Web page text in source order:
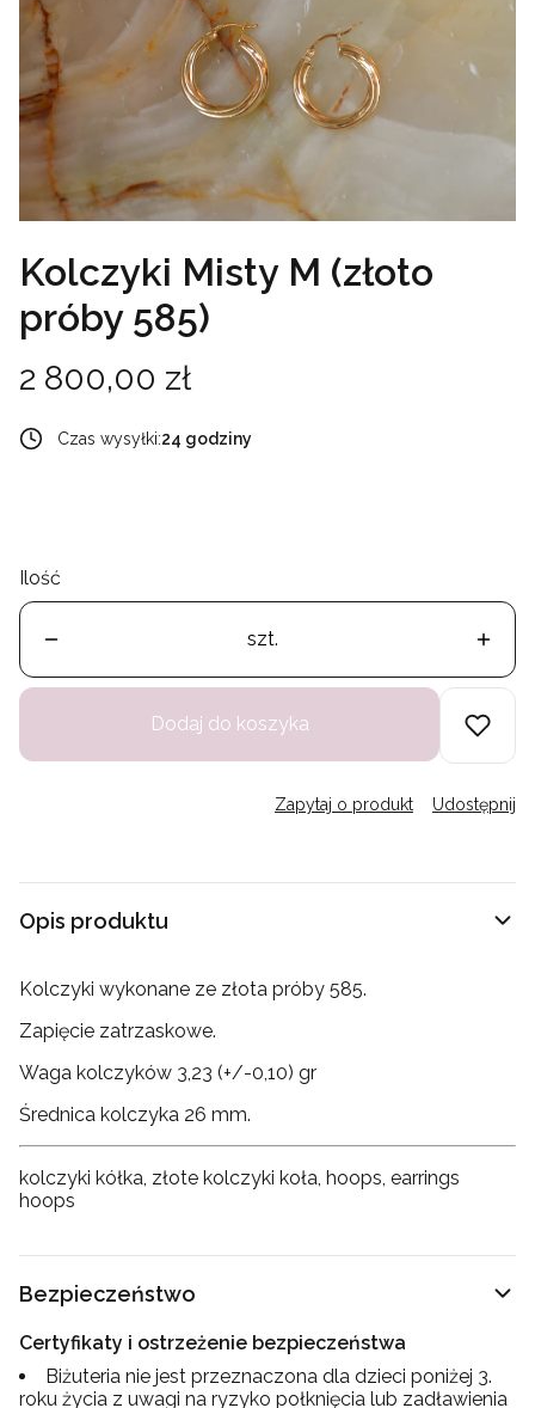
Kolczyki Misty M (złoto
próby 585)
Cena
2 800,00 zł
Czas wysyłki:24 godziny
Ilość
szt.
Dodaj do koszyka
Zapytaj o produkt Udostępnij
Opis produktu
Kolczyki wykonane ze złota próby 585.
Zapięcie zatrzaskowe.
Waga kolczyków 3,23 (+/-0,10) gr
Średnica kolczyka 26 mm.
kolczyki kółka, złote kolczyki koła, hoops, earrings
hoops
Bezpieczeństwo
Certyfikaty i ostrzeżenie bezpieczeństwa
Biżuteria nie jest przeznaczona dla dzieci poniżej 3.
roku życia z uwagi na ryzyko połknięcia lub zadławienia